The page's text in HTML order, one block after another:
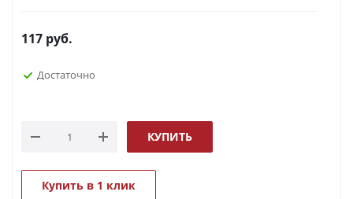
117 руб.
Достаточно
КУПИТЬ
Купить в 1 клик